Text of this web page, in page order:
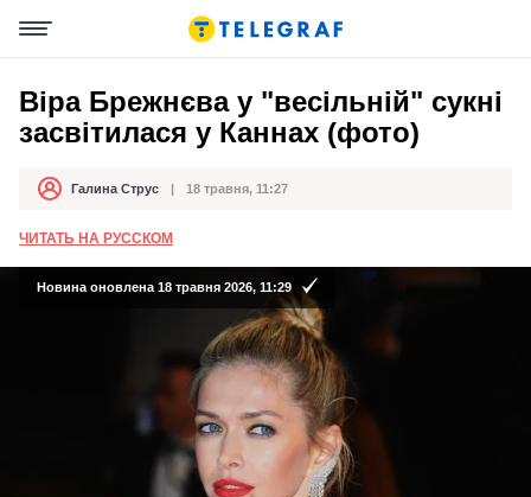
Віра Брежнєва у "весільній" сукні
засвітилася у Каннах (фото)
АвторГалина Струс
Дата публікації 18 травня, 11:27
ЧИТАТЬ НА РУССКОМ
Новина оновлена 18 травня 2026, 11:29